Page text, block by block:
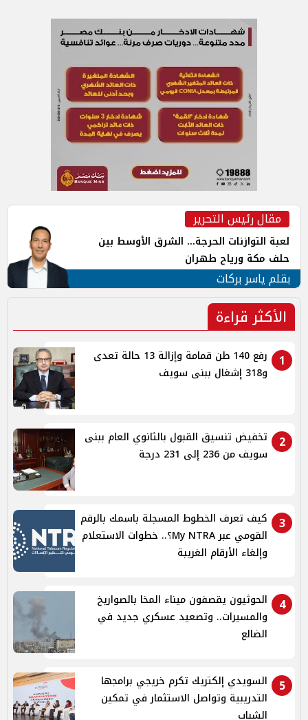
مقال رئيس التحرير
لعبة التوازنات الحرجة... الشرق الأوسط بين
حلف مكة ورياح طهران
بقلم ياسر بركات
الأكثر قراءة
1
رفع 140 طن قمامة وإزالة 13 حالة تعدى
و318 إشغال ببنى سويف
2
تخفيض تنسيق القبول بالثانوي العام ببنى
سويف من 236 إلى 231 درجة
3
كيف تعرف الخطوط المسجلة باسمك بالرقم
القومي عبر My NTRA؟.. خطوات الاستعلام
وإلغاء الأرقام الغريبة
4
الحوثيون يقصفون ميناء المخا بالصواريخ
والمسيرات.. وتصعيد عسكري جديد في
الضالع
5
السويدي إلكتريك تكرم خريجي برامجها
التدريبية وتواصل الاستثمار في تمكين
الشباب